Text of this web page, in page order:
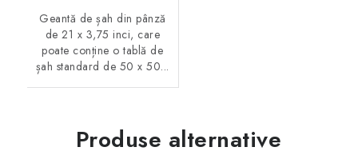
Geantă de șah din pânză
de 21 x 3,75 inci, care
poate conține o tablă de
șah standard de 50 x 50...
Produse alternative